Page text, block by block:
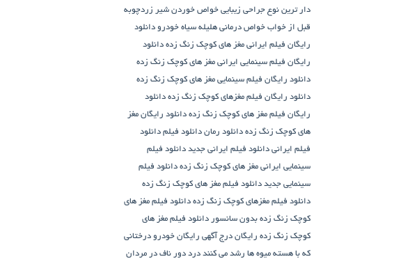
دار ترین نوع جراحی زیبایی خواص خوردن شیر زردچوبه
قبل از خواب خواص درمانی هلیله سیاه خودرو دانلود
رایگان فیلم ایرانی مغز های کوچک زنگ زده دانلود
رایگان فیلم سینمایی ایرانی مغز های کوچک زنگ زده
دانلود رایگان فیلم سینمایی مغز های کوچک زنگ زده
دانلود رایگان فیلم مغزهای کوچک زنگ زده دانلود
رایگان فیلم مغز های کوچک زنگ زده دانلود رایگان مغز
های کوچک زنگ زده دانلود رمان دانلود فیلم دانلود
فیلم ایرانی دانلود فیلم ایرانی جدید دانلود فیلم
سینمایی ایرانی مغز های کوچک زنگ زده دانلود فیلم
سینمایی جدید دانلود فیلم مغز های کوچک زنگ زده
دانلود فیلم مغزهای کوچک زنگ زده دانلود فیلم مغز های
کوچک زنگ زده بدون سانسور دانلود فیلم مغز های
کوچک زنگ زده رایگان درج آگهی رایگان خودرو درختانی
که با هسته میوه ها رشد می کنند درد دور ناف در مردان